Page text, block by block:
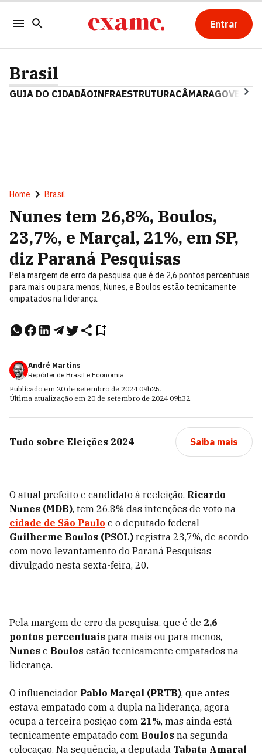
Entrar
Brasil
GUIA DO CIDADÃOINFRAESTRUTURACÂMARAGOVERNO
Home Brasil
Nunes tem 26,8%, Boulos,
23,7%, e Marçal, 21%, em SP,
diz Paraná Pesquisas
Pela margem de erro da pesquisa que é de 2,6 pontos percentuais
para mais ou para menos, Nunes, e Boulos estão tecnicamente
empatados na liderança
André Martins
Repórter de Brasil e Economia
Publicado em 20 de setembro de 2024 09h25.
Última atualização em 20 de setembro de 2024 09h32.
Tudo sobre Eleições 2024 Saiba mais
O atual prefeito e candidato à reeleição, Ricardo
Nunes (MDB), tem 26,8% das intenções de voto na
cidade de São Paulo e o deputado federal
Guilherme Boulos (PSOL) registra 23,7%, de acordo
com novo levantamento do Paraná Pesquisas
divulgado nesta sexta-feira, 20.
Pela margem de erro da pesquisa, que é de 2,6
pontos percentuais para mais ou para menos,
Nunes e Boulos estão tecnicamente empatados na
liderança.
O influenciador Pablo Marçal (PRTB), que antes
estava empatado com a dupla na liderança, agora
ocupa a terceira posição com 21%, mas ainda está
tecnicamente empatado com Boulos na segunda
colocação. Na sequência, a deputada Tabata Amaral